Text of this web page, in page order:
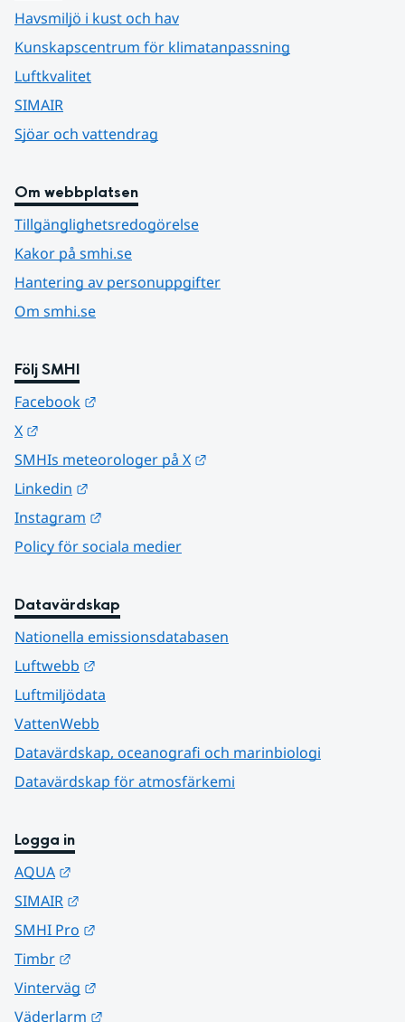
Havsmiljö i kust och hav
Kunskapscentrum för klimatanpassning
Luftkvalitet
SIMAIR
Sjöar och vattendrag
Om webbplatsen
Tillgänglighetsredogörelse
Kakor på smhi.se
Hantering av personuppgifter
Om smhi.se
Följ SMHI
Facebook
X
SMHIs meteorologer på X
Linkedin
Instagram
Policy för sociala medier
Datavärdskap
Nationella emissionsdatabasen
Luftwebb
Luftmiljödata
VattenWebb
Datavärdskap, oceanografi och marinbiologi
Datavärdskap för atmosfärkemi
Logga in
AQUA
SIMAIR
SMHI Pro
Timbr
Vinterväg
Väderlarm